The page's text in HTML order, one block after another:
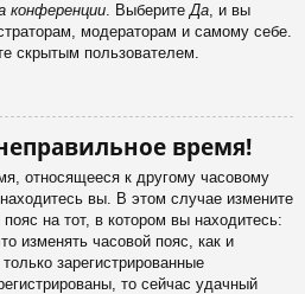
конференции. ВыберитеДа, и вы
модераторам и самому себе.
скрытым пользователем.
время!
относящееся к другому часовому
вы. В этом случае измените
на тот, в котором вы находитесь:
изменять часовой пояс, как и
зарегистрированные
то сейчас удачный